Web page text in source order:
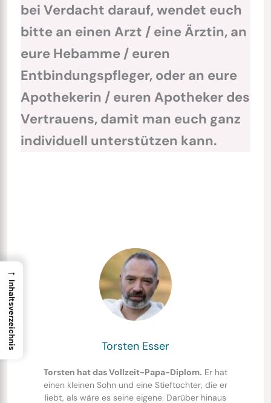
bei Verdacht darauf, wendet euch
bitte an einen Arzt / eine Ärztin, an
eure Hebamme / euren
Entbindungspfleger, oder an eure
Apothekerin / euren Apotheker des
Vertrauens, damit man euch ganz
individuell unterstützen kann.
Torsten Esser
Torsten hat das Vollzeit-Papa-Diplom. Er hat
einen kleinen Sohn und eine Stieftochter, die er
liebt, als wäre es seine eigene. Darüber hinaus
→
Inhaltsverzeichnis